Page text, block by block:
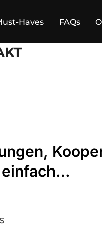
Haves FAQs